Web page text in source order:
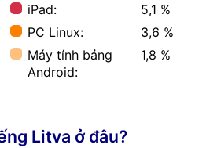
iPad:
5,1 %
PC Linux:
3,6 %
Máy tính bảng
Android:
1,8 %
Litva ở đâu?